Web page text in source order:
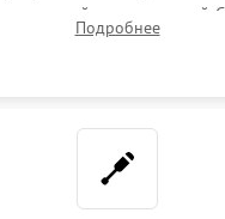
материнской плате, модулей
Подробнее